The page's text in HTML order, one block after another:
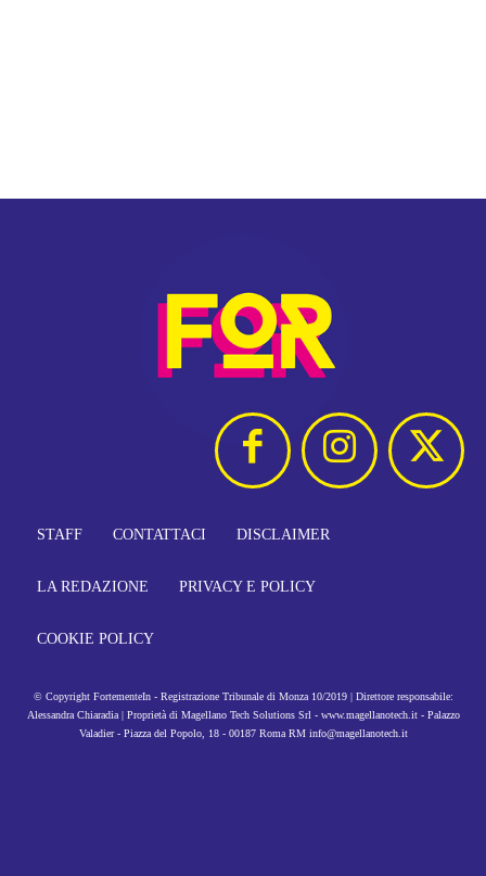
STAFF CONTATTACI DISCLAIMER
LA REDAZIONE PRIVACY E POLICY
COOKIE POLICY
© Copyright FortementeIn - Registrazione Tribunale di Monza 10/2019 | Direttore responsabile:
Alessandra Chiaradia | Proprietà di Magellano Tech Solutions Srl - www.magellanotech.it - Palazzo
Valadier - Piazza del Popolo, 18 - 00187 Roma RM info@magellanotech.it